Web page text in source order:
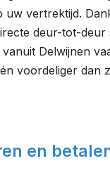
uw vertrektijd.
deur-tot-deur
Delwijnen
voordeliger dan
en